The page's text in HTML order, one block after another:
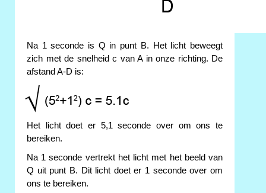
Na 1 seconde is Q in punt B. Het licht beweegt
zich met de snelheid c van A in onze richting. De
afstand A-D is:
Het licht doet er 5,1 seconde over om ons te
bereiken.
Na 1 seconde vertrekt het licht met het beeld van
Q uit punt B. Dit licht doet er 1 seconde over om
ons te bereiken.